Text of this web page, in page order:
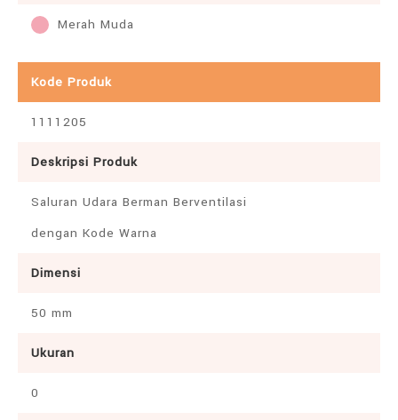
Merah Muda
Kode Produk
1111205
Deskripsi Produk
Saluran Udara Berman Berventilasi
dengan Kode Warna
Dimensi
50 mm
Ukuran
0